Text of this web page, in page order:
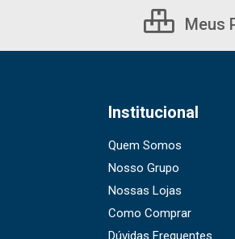
Meus
Institucional
Quem Somos
Nosso Grupo
Nossas Lojas
Como Comprar
Dúvidas Frequentes